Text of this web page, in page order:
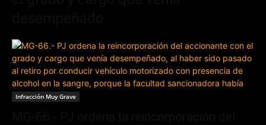
Infracción Muy Grave